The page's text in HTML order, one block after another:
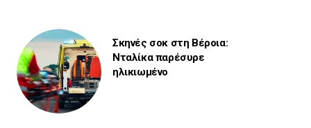
Σκηνές σοκ στη Βέροια:
Νταλίκα παρέσυρε
ηλικιωμένο